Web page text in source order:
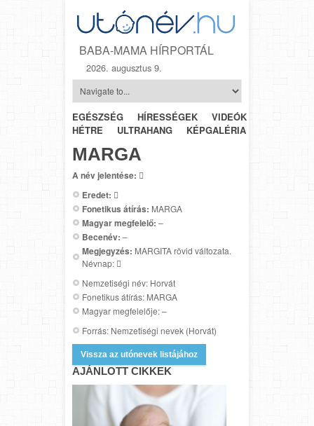
BABA-MAMA HÍRPORTÁL
2026. augusztus 9.
EGÉSZSÉG HÍRESSÉGEK VIDEÓK
HÉTRŐL-
HÉTRE
ULTRAHANG KÉPGALÉRIA
MARGA
A név jelentése: 
Eredet: 
Fonetikus átírás: MARGA
Magyar megfelelő: –
Becenév: –
Megjegyzés: MARGITA rövid változata.
Névnap: 
Nemzetiségi név: Horvát
Fonetikus átírás: MARGA
Magyar megfelelője: –
Forrás: Nemzetiségi nevek (Horvát)
Vissza az utónevek listájához
AJÁNLOTT CIKKEK